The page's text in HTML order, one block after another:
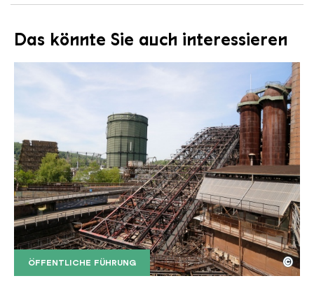
Das könnte Sie auch interessieren
ÖFFENTLICHE FÜHRUNG
Der Erzschrägaufzug der Völklinger Hütte mit
Copyright: Weltkulturerbe Völklinger Hütte | Karl
©